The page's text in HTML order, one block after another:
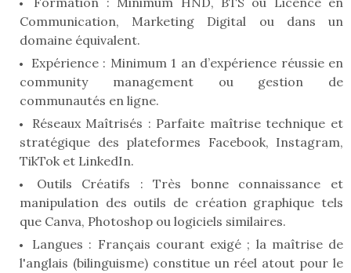
Communication, Marketing Digital ou dans un
domaine équivalent.
Expérience : Minimum 1 an d’expérience réussie en
community management ou gestion de
communautés en ligne.
Réseaux Maîtrisés : Parfaite maîtrise technique et
stratégique des plateformes Facebook, Instagram,
TikTok et LinkedIn.
Outils Créatifs : Très bonne connaissance et
manipulation des outils de création graphique tels
que Canva, Photoshop ou logiciels similaires.
Langues : Français courant exigé ; la maîtrise de
l'anglais (bilinguisme) constitue un réel atout pour le